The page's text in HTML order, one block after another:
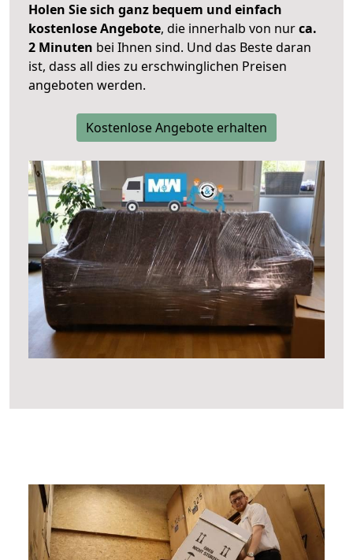
Holen Sie sich ganz bequem und einfach
kostenlose Angebote, die innerhalb von nurca.
2 Minuten bei Ihnen sind. Und das Beste daran
ist, dass all dies zu erschwinglichen Preisen
angeboten werden.
Kostenlose Angebote erhalten